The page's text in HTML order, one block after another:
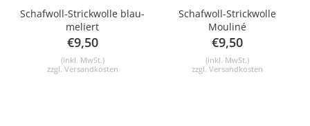
Schafwoll-Strickwolle blau-
meliert
€9,50
(inkl. MwSt.)
zzgl. Versandkosten
Schafwoll-Strickwolle
Mouliné
€9,50
(inkl. MwSt.)
zzgl.Versandkosten